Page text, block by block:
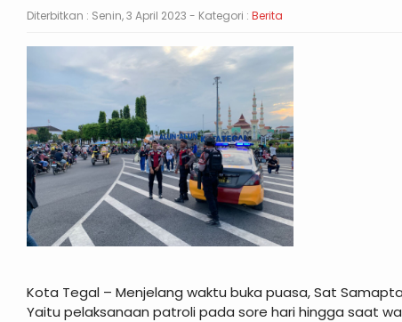
Diterbitkan : Senin, 3 April 2023 - Kategori : Berita
Kota Tegal – Menjelang waktu buka puasa, Sat
Yaitu pelaksanaan patroli pada sore hari hingga saat